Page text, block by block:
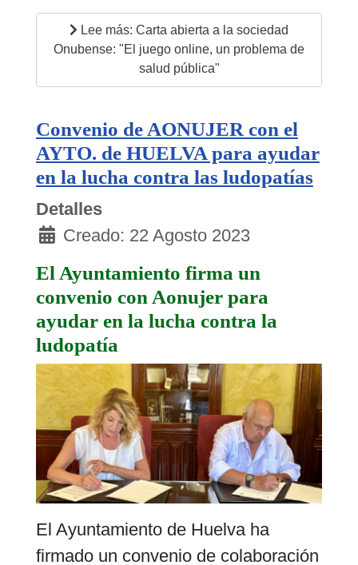
Lee más: Carta abierta a la sociedad
Onubense: "El juego online, un problema de
salud pública"
Convenio de AONUJER con el
AYTO. de HUELVA para ayudar
en la lucha contra las ludopatías
Detalles
Creado: 22 Agosto 2023
El Ayuntamiento firma un
convenio con Aonujer para
ayudar en la lucha contra la
ludopatía
El Ayuntamiento de Huelva ha
firmado un convenio de colaboración